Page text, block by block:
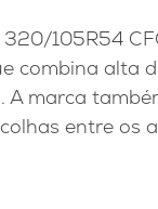
105R54
combina alta
marca
entre os